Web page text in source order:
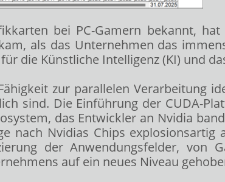
bei PC-Gamern bekannt,
als das Unternehmen das
die Künstliche Intelligenz (KI) und
zur parallelen Verarbeitung
sind. Die Einführung der CUDA-
das Entwickler an Nvidia
nach Nvidias Chips
der Anwendungsfelder,
auf ein neues Niveau